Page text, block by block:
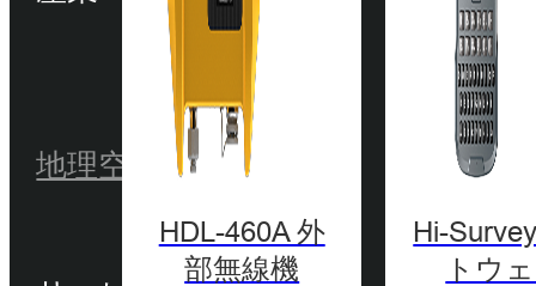
HDL-460A 外
部無線機
Hi-
トウ
地理空間 水路測量